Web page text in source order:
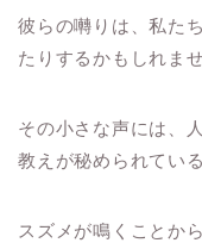
彼らの囀りは、私た
たりするかもしれませ
その小さな声には、
教えが秘められてい
スズメが鳴くことか